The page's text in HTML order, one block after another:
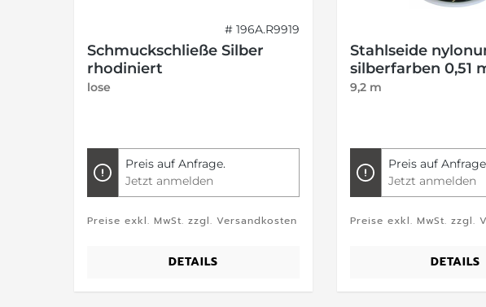
# 196A.R9919
Schmuckschließe Silber
rhodiniert
lose
Preis auf Anfrage.
Jetzt anmelden
Preise exkl. MwSt. zzgl. Versandkosten
DETAILS
Stahlseide
silberfarben 0,51
9,2 m
Preis auf
Jetzt anmelden
Preise exkl. MwSt. zzgl.
DETAILS